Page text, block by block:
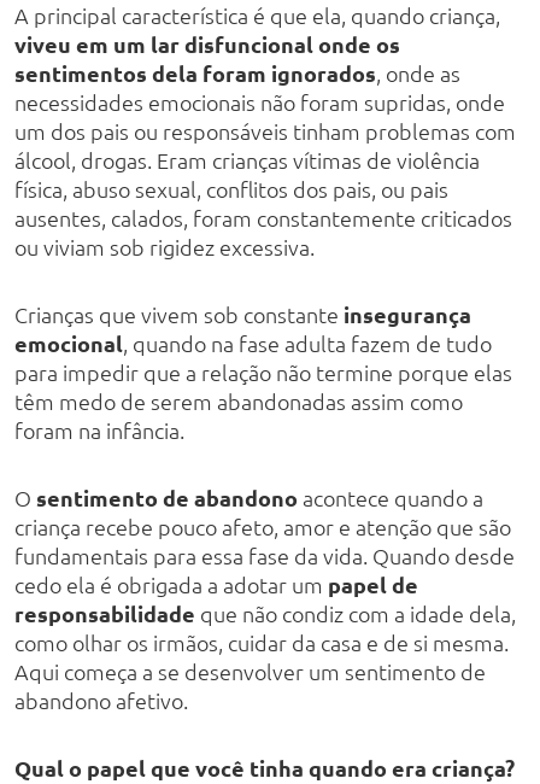
A principal característica é que ela, quando criança,
viveu em um lar disfuncional onde os
sentimentos dela foram ignorados, onde as
necessidades emocionais não foram supridas, onde
um dos pais ou responsáveis tinham problemas com
álcool, drogas. Eram crianças vítimas de violência
física, abuso sexual, conflitos dos pais, ou pais
ausentes, calados, foram constantemente criticados
ou viviam sob rigidez excessiva.
Crianças que vivem sob constante insegurança
emocional, quando na fase adulta fazem de tudo
para impedir que a relação não termine porque elas
têm medo de serem abandonadas assim como
foram na infância.
O sentimento de abandono acontece quando a
criança recebe pouco afeto, amor e atenção que são
fundamentais para essa fase da vida. Quando desde
cedo ela é obrigada a adotar um papel de
responsabilidade que não condiz com a idade dela,
como olhar os irmãos, cuidar da casa e de si mesma.
Aqui começa a se desenvolver um sentimento de
abandono afetivo.
Qual o papel que você tinha quando era criança?